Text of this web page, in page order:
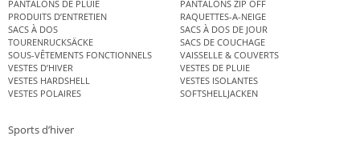
PANTALONS DE PLUIE
PANTALONS ZIP OFF
PRODUITS D’ENTRETIEN
RAQUETTES-A-NEIGE
SACS À DOS
SACS À DOS DE JOUR
TOURENRUCKSÄCKE
SACS DE COUCHAGE
SOUS-VÊTEMENTS FONCTIONNELS
VAISSELLE & COUVERTS
VESTES D’HIVER
VESTES DE PLUIE
VESTES HARDSHELL
VESTES ISOLANTES
VESTES POLAIRES
SOFTSHELLJACKEN
Sports d’hiver